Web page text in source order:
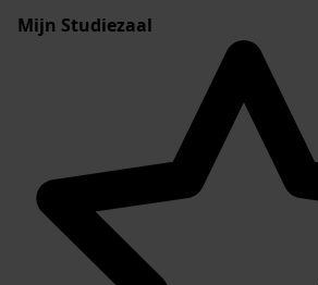
Mijn Studiezaal